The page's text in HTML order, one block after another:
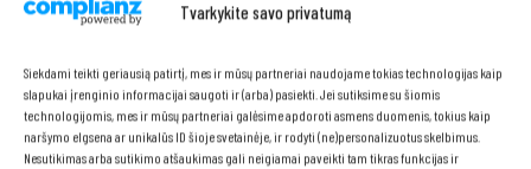
Tvarkykite savo privatumą
Siekdami teikti geriausią patirtį, mes ir mūsų partneriai naudojame tokias technologijas kaip
slapukai įrenginio informacijai saugoti ir (arba) pasiekti. Jei sutiksime su šiomis
technologijomis, mes ir mūsų partneriai galėsime apdoroti asmens duomenis, tokius kaip
naršymo elgsena ar unikalūs ID šioje svetainėje, ir rodyti (ne)personalizuotus skelbimus.
Nesutikimas arba sutikimo atšaukimas gali neigiamai paveikti tam tikras funkcijas ir
Stalinis kompiuteris tiekiamas su praktišku DisplayPort į VGA adapteriu,
investuoti į naujus ekranus. Adapteris užtikrina stabilų ryšį ir gerą vaizdo
kokybę, o tai reiškia patogumą ir didesnį lankstumą konfigūruojant
darbo vietą.